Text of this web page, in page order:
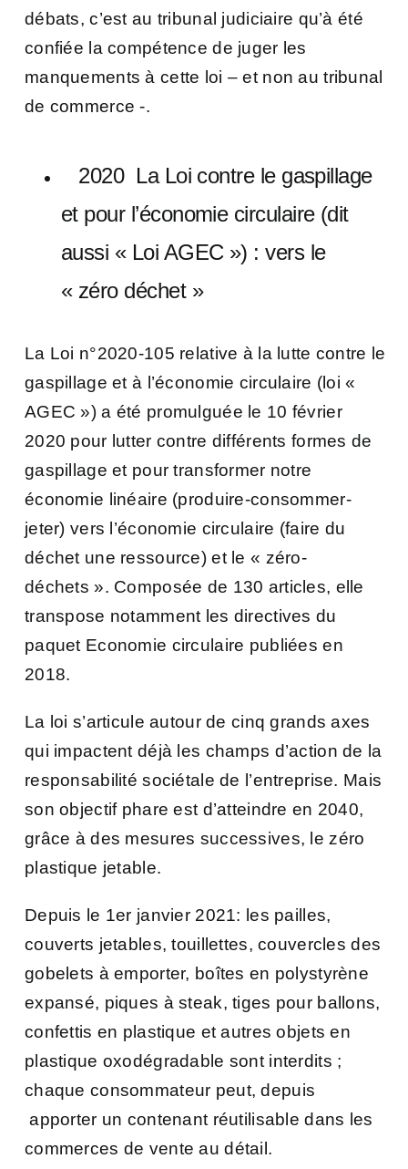
débats, c’est au tribunal judiciaire qu’à été
confiée la compétence de juger les
manquements à cette loi – et non au tribunal
de commerce -.
2020 La Loi contre le gaspillage
et pour l’économie circulaire (dit
aussi « Loi AGEC ») : vers le
« zéro déchet »
La Loi n°2020-105 relative à la lutte contre le
gaspillage et à l’économie circulaire (loi «
AGEC ») a été promulguée le 10 février
2020 pour lutter contre différents formes de
gaspillage et pour transformer notre
économie linéaire (produire-consommer-
jeter) vers l’économie circulaire (faire du
déchet une ressource) et le « zéro-
déchets ». Composée de 130 articles, elle
transpose notamment les directives du
paquet Economie circulaire publiées en
2018.
La loi s’articule autour de cinq grands axes
qui impactent déjà les champs d’action de la
responsabilité sociétale de l’entreprise. Mais
son objectif phare est d’atteindre en 2040,
grâce à des mesures successives, le zéro
plastique jetable.
Depuis le 1er janvier 2021: les pailles,
couverts jetables, touillettes, couvercles des
gobelets à emporter, boîtes en polystyrène
expansé, piques à steak, tiges pour ballons,
confettis en plastique et autres objets en
plastique oxodégradable sont interdits ;
chaque consommateur peut, depuis
apporter un contenant réutilisable dans les
commerces de vente au détail.